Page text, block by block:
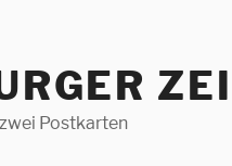
Postkarten